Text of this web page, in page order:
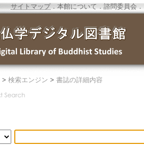
サイトマップ．本館について ． 諮問委員会 ．
> 検索エンジン > 書誌の詳細内容